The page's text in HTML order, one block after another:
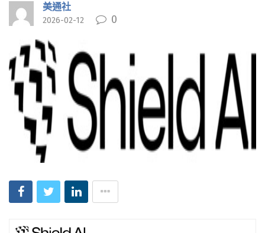
美通社
2026-02-12 0